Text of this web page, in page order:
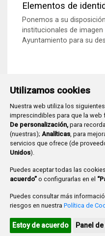
Utilizamos cookies
Nuestra web utiliza los
imprescindibles para que la web
De personalización, para
(nuestras); Analíticas, para
servicios que ofrece (de
Unidos).
Puedes aceptar todas las
acuerdo” o configurarlas en el
Puedes consultar más
riesgos en nuestra Política de
Estoy de acuerdo Panel
Elementos de
Ponemos a su
institucionales de imagen
Ayuntamiento para su
Plaza Mayor
947 288
CONTACTO | AVISOS,
CANAL DE DENUNCIAS